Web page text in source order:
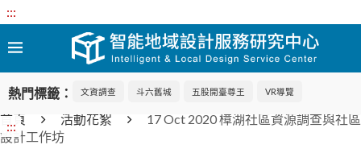
:::
熱門標籤： 文資調查 斗六舊城 五股開臺尊王 VR導覽
:::
首頁 活動花絮
17 Oct 2020 樟湖社區資源調查與社區
設計工作坊